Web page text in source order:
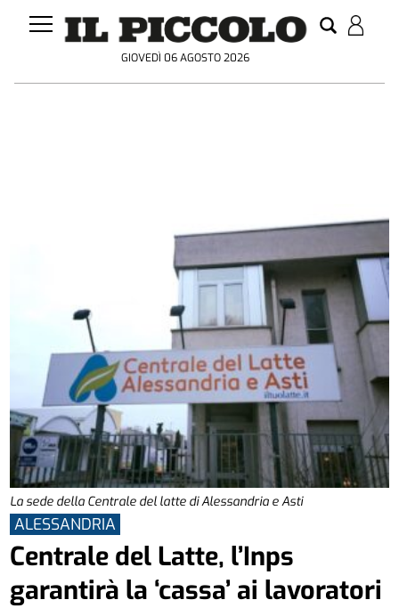
GIOVEDÌ 06 AGOSTO 2026
La sede della Centrale del latte di Alessandria e Asti
ALESSANDRIA
Centrale del Latte, l’Inps
garantirà la ‘cassa’ ai lavoratori